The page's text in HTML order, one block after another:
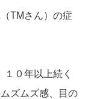
TMさん）の症
０年以上続く
ズムズ感、目の